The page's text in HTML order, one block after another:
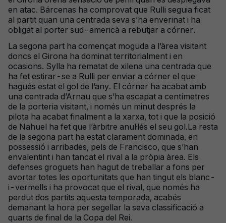
en atac. Bárcenas ha comprovat que Rulli seguia ficat
al partit quan una centrada seva s’ha enverinat i ha
obligat al porter sud-americà a rebutjar a córner.
La segona part ha començat moguda a l’àrea visitant
doncs el Girona ha dominat territorialment i en
ocasions. Sylla ha rematat de xilena una centrada que
ha fet estirar-se a Rulli per enviar a córner el que
hagués estat el gol de l’any. El córner ha acabat amb
una centrada d’Arnau que s’ha escapat a centímetres
de la porteria visitant, i només un minut després la
pilota ha acabat finalment a la xarxa, tot i que la posició
de Nahuel ha fet que l’àrbitre anul·lés el seu gol.La resta
de la segona part ha estat clarament dominada, en
possessió i arribades, pels de Francisco, que s’han
envalentint i han tancat el rival a la pròpia àrea. Els
defenses groguets han hagut de treballar a fons per
avortar totes les oportunitats que han tingut els blanc-
i-vermells i ha provocat que el rival, que només ha
perdut dos partits aquesta temporada, acabés
demanant la hora per segellar la seva classificació a
quarts de final de la Copa del Rei.